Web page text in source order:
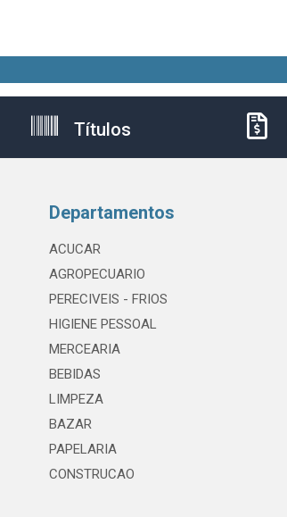
Títulos
Departamentos
ACUCAR
AGROPECUARIO
PERECIVEIS - FRIOS
HIGIENE PESSOAL
MERCEARIA
BEBIDAS
LIMPEZA
BAZAR
PAPELARIA
CONSTRUCAO